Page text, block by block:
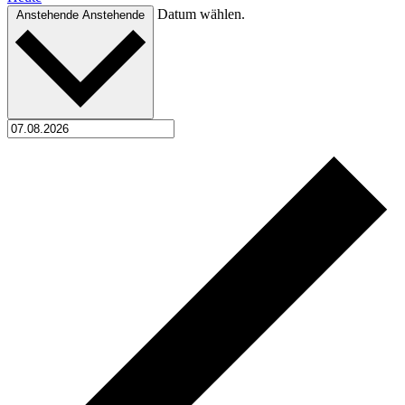
Anstehende Anstehende Datum wählen.